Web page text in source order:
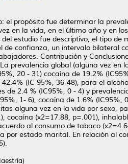
el propósito fue determinar la
en la vida, en el último año y en
estudio fue descriptivo, el tipo
de confianza, un intervalo bilateral
Contribución y
prevalencia global (alguna vez
20 - 31) cocaína de 19.2%
(IC 95%, 36-48), para el
de 2.4 % (IC95%, 0 - 4) y
1- 6), cocaína de 1.6%
alguna vez en la vida por sexo,
cocaína (x2=17.88, p=.001),
al consumo de tabaco
por estado marital. En relación al